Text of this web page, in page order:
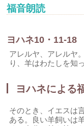
福音朗読
ヨハネ10・11-18
アレルヤ、アレルヤ
り、羊はわたしを知
ヨハネによる
そのとき、イエスは
ある。良い羊飼いは